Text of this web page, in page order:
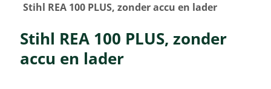
Stihl REA 100 PLUS, zonder accu en lader
Stihl REA 100 PLUS, zonder
accu en lader